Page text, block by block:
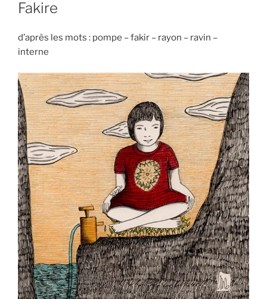
Fakire
d’après les mots : pompe – fakir – rayon – ravin –
interne